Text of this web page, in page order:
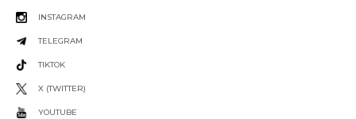
INSTAGRAM
TELEGRAM
TIKTOK
X (TWITTER)
YOUTUBE